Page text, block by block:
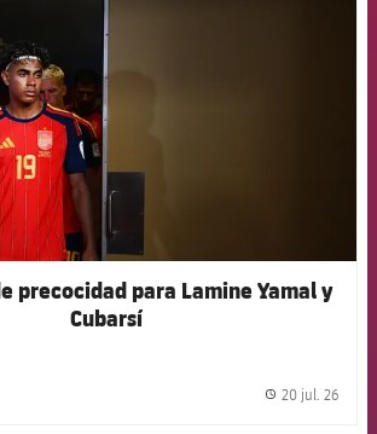
precocidad para Lamine Yamal y
Cubarsí
20 jul. 26